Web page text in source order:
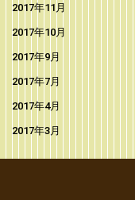
2017年11月
2017年10月
2017年9月
2017年7月
2017年4月
2017年3月